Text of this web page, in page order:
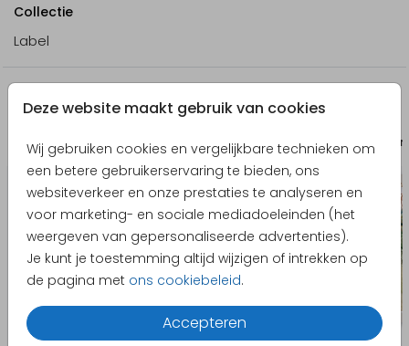
Deze website maakt gebruik van cookies
Wij gebruiken cookies en vergelijkbare technieken om
een betere gebruikerservaring te bieden, ons
websiteverkeer en onze prestaties te analyseren en
voor marketing- en sociale mediadoeleinden (het
weergeven van gepersonaliseerde advertenties).
Je kunt je toestemming altijd wijzigen of intrekken op
de pagina met ons cookiebeleid.
Accepteren
Collectie
Label
Nog meer in deze stijl
Adresstickers